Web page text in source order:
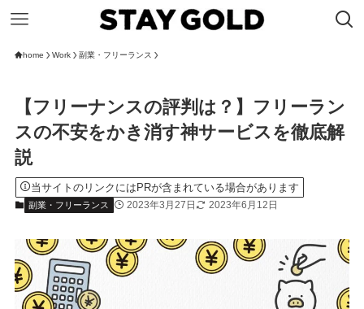
home Work 副業・フリーランス
【フリーナンスの評判は？】フリーラン
スの不安をかき消す神サービスを徹底解
説
当サイトのリンクにはPRが含まれている場合があります
副業・フリーランス 2023年3月27日 2023年6月12日